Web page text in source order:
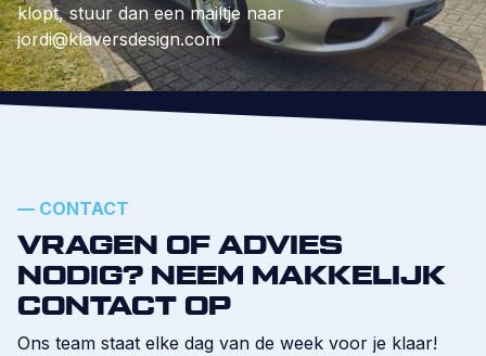
klopt, stuur dan een mailtje naar
jordi@klaversdesign.com
CONTACT
VRAGEN OF ADVIES
NODIG? NEEM MAKKELIJK
CONTACT OP
Ons team staat elke dag van de week voor je klaar!